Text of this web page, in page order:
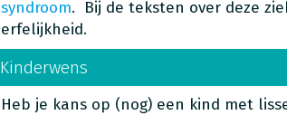
syndroom. Bij de teksten over deze
erfelijkheid.
Kinderwens
Heb je kans op (nog) een kind met